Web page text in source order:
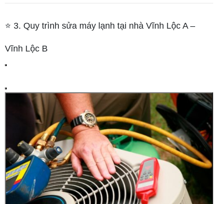
⭐ 3. Quy trình sửa máy lạnh tại nhà Vĩnh Lộc A –
Vĩnh Lộc B